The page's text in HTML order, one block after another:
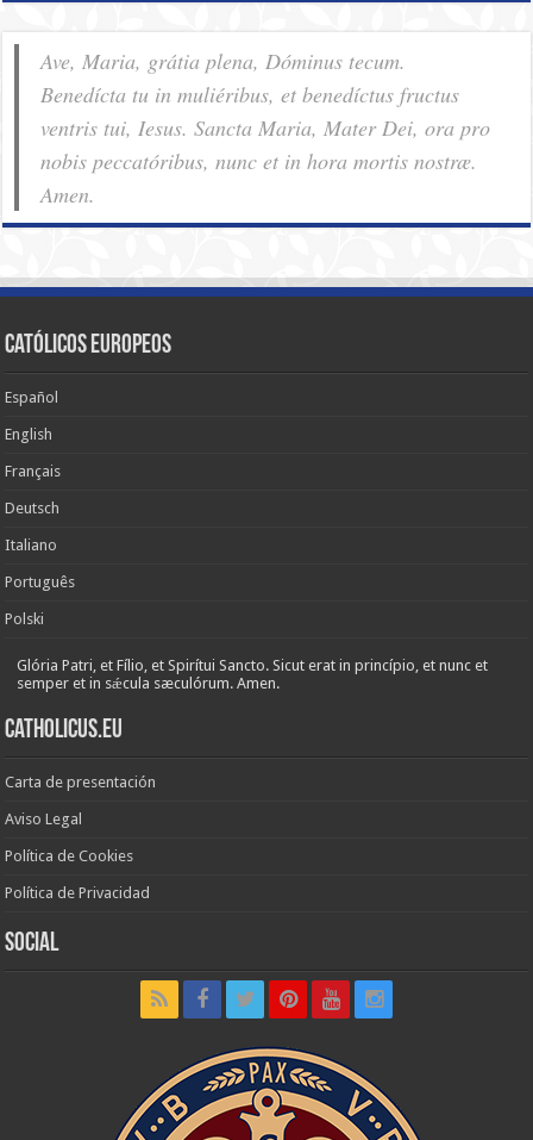
Ave, Maria, grátia plena, Dóminus tecum.
Benedícta tu in muliéribus, et benedíctus fructus
ventris tui, Iesus. Sancta Maria, Mater Dei, ora pro
nobis pec­ca­tóribus, nunc et in hora mortis nostræ.
Amen.
Católicos Europeos
Español
English
Français
Deutsch
Italiano
Português
Polski
Glória Patri, et Fílio, et Spirítui Sancto. Sicut erat in princípio, et nunc et
semper et in sǽcula sæculórum. Amen.
Catholicus.eu
Carta de presentación
Aviso Legal
Política de Cookies
Política de Privacidad
Social